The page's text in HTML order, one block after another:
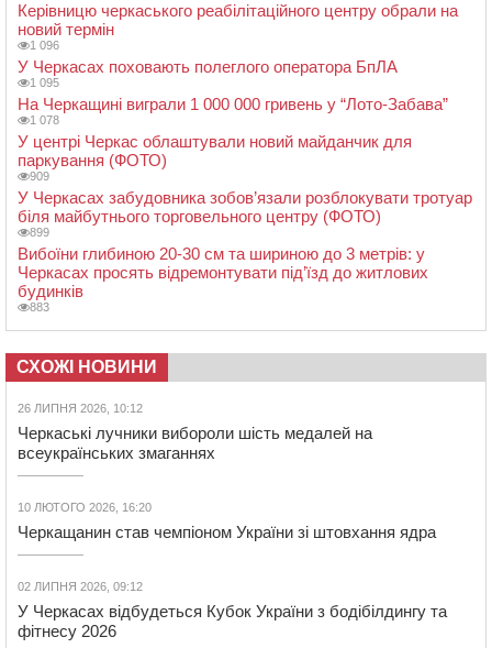
Керівницю черкаського реабілітаційного центру обрали на
новий термін
1 096
У Черкасах поховають полеглого оператора БпЛА
1 095
На Черкащині виграли 1 000 000 гривень у “Лото-Забава”
1 078
У центрі Черкас облаштували новий майданчик для
паркування (ФОТО)
909
У Черкасах забудовника зобов’язали розблокувати тротуар
біля майбутнього торговельного центру (ФОТО)
899
Вибоїни глибиною 20-30 см та шириною до 3 метрів: у
Черкасах просять відремонтувати під’їзд до житлових
будинків
883
СХОЖІ НОВИНИ
26 ЛИПНЯ 2026, 10:12
Черкаські лучники вибороли шість медалей на
всеукраїнських змаганнях
10 ЛЮТОГО 2026, 16:20
Черкащанин став чемпіоном України зі штовхання ядра
02 ЛИПНЯ 2026, 09:12
У Черкасах відбудеться Кубок України з бодібілдингу та
фітнесу 2026